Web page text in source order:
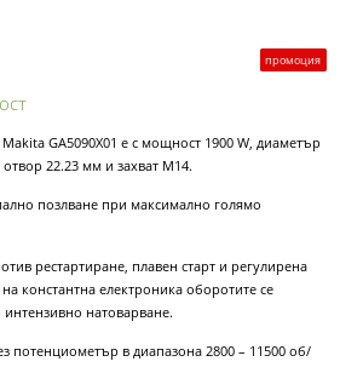
промоция
GA5090X01 е с мощност 1900 W, диаметър
22.23 мм и захват M14.
позлване при максимално голямо
рестартиране, плавен старт и регулирена
константна електроника оборотите се
натоварване.
потенциометър в диапазона 2800 – 11500 об/